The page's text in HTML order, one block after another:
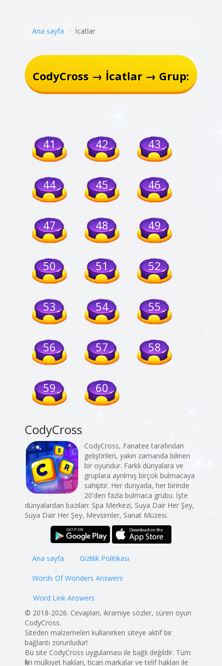
Ana sayfa İcatlar
CodyCross → İcatlar → Grup:
41 42 43
44 45 46
47 48 49
50 51 52
53 54 55
56 57 58
59 60
CodyCross
CodyCross, Fanatee tarafından
geliştirilen, yakın zamanda bilinen
bir oyundur. Farklı dünyalara ve
gruplara ayrılmış birçok bulmacaya
sahiptir. Her dünyada, her birinde
20'den fazla bulmaca grubu. İşte
dünyalardan bazıları: Spa Merkezi, Suya Dair Her Şey,
Suya Dair Her Şey, Mevsimler, Sanat Müzesi.
Ana sayfa Gizlilik Politikası
Words Of Wonders Answers
Word Link Answers
© 2018-2026. Cevapları, ikramiye sözler, süren oyun
CodyCross.
Siteden malzemeleri kullanırken siteye aktif bir
bağlantı zorunludur!
Bu site CodyCross uygulaması ile bağlı değildir. Tüm
fikri mülkiyet hakları, ticari markalar ve telif hakları ile